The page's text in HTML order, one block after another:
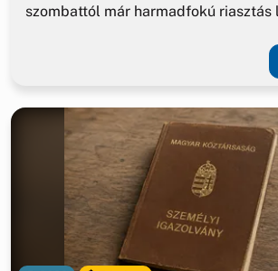
szombattól már harmadfokú riasztás